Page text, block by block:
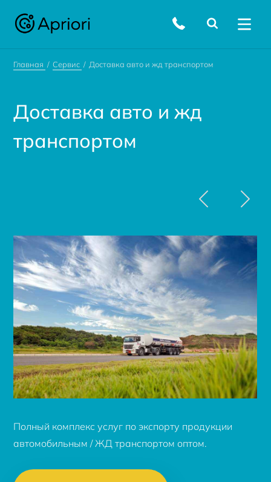
Главная Сервис Доставка авто и жд транспортом
Доставка авто и жд
транспортом
Полный комплекс услуг по экспорту продукции
автомобильным / ЖД транспортом оптом.